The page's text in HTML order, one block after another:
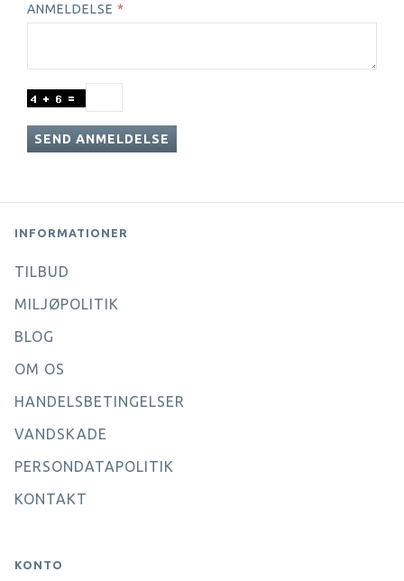
ANMELDELSE
SEND ANMELDELSE
INFORMATIONER
TILBUD
MILJØPOLITIK
BLOG
OM OS
HANDELSBETINGELSER
VANDSKADE
PERSONDATAPOLITIK
KONTAKT
KONTO